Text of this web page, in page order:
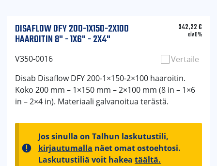
DISAFLOW DFY 200-1X150-2X100
HAAROITIN 8" - 1X6" - 2X4"
342,22€
alv 0%
V350-0016
Vertaile
Disab Disaflow DFY 200-1×150-2×100 haaroitin.
Koko 200 mm – 1×150 mm – 2×100 mm (8 in – 1×6
in – 2×4 in). Materiaali galvanoitua terästä.
Jos sinulla on Talhun laskutustili,
kirjautumalla näet omat ostoehtosi.
Laskutustiliä voit hakea täältä.